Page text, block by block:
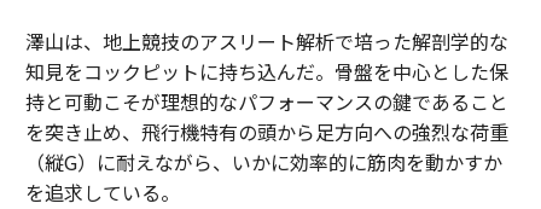
澤山は、地上競技のアスリート解析で培った解剖学的な
知見をコックピットに持ち込んだ。骨盤を中心とした保
持と可動こそが理想的なパフォーマンスの鍵であること
を突き止め、飛行機特有の頭から足方向への強烈な荷重
（縦G）に耐えながら、いかに効率的に筋肉を動かすか
を追求している。